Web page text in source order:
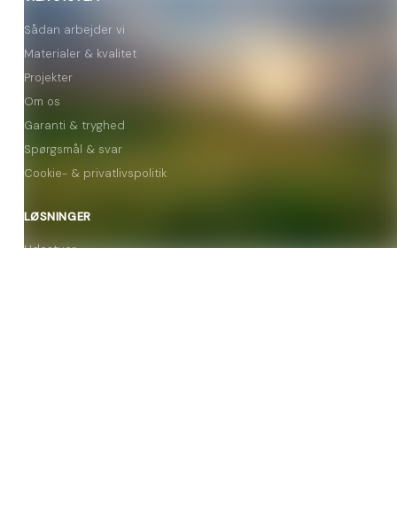
Sådan arbejder vi
Materialer & kvalitet
Projekter
Om os
Garanti & tryghed
Spørgsmål & svar
Cookie- & privatlivspolitik
LØSNINGER
Udestuer